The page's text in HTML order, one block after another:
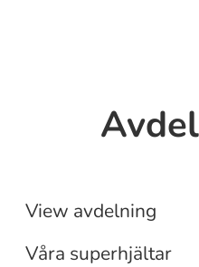
View avdelning
Våra superhjältar
Tandhygienist